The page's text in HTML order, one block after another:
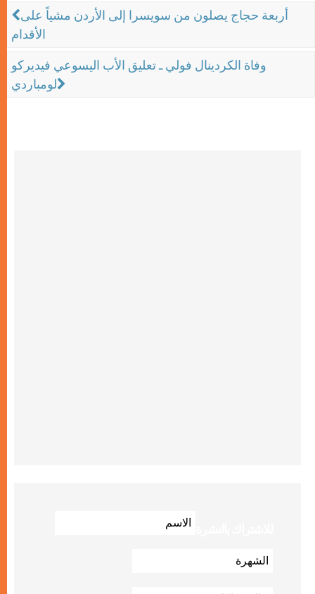
أربعة حجاج يصلون من سويسرا إلى الأردن مشياً على
الأقدام
وفاة الكردينال فولي ـ تعليق الأب اليسوعي فيديركو
لومباردي